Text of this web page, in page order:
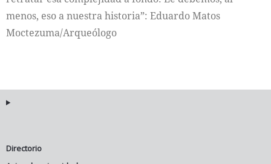
menos, eso a nuestra historia”: Eduardo Matos
Moctezuma/Arqueólogo
Directorio